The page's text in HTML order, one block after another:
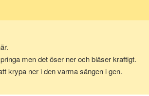
men det öser ner och blåser kraftigt.
krypa ner i den varma sängen i gen.